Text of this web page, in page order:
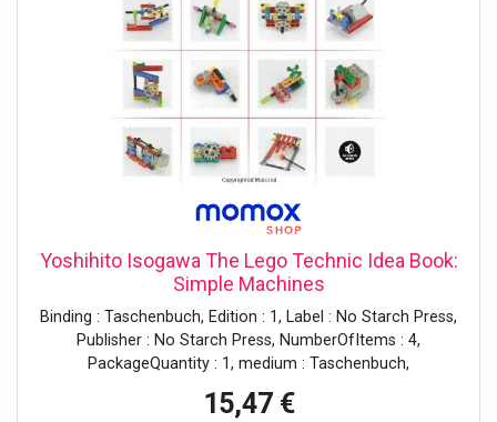
Yoshihito Isogawa The Lego Technic Idea Book:
Simple Machines
Binding : Taschenbuch, Edition : 1, Label : No Starch Press,
Publisher : No Starch Press, NumberOfItems : 4,
PackageQuantity : 1, medium : Taschenbuch,
authors : Yoshihito Isogawa, languages : english, ISBN :
15,47 €